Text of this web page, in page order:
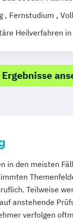
Siegen
Ausbildung
Beratung
Berlin
Bonn
Leipzig
Regenstauf
Ostfildern
Fernstudium
Heilverfahren
in den meisten
Teilweise
anstehende
verfolgen